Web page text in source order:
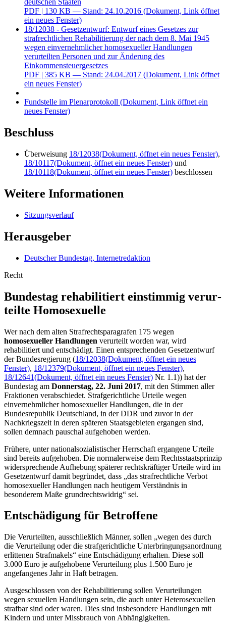
deutschen Staaten
PDF | 130 KB — Stand: 24.10.2016 (Dokument, Link öffnet
ein neues Fenster)
18/12038 - Gesetzentwurf: Entwurf eines Gesetzes zur
strafrechtlichen Rehabilitierung der nach dem 8. Mai 1945
wegen einvernehmlicher homosexueller Handlungen
verurteilten Personen und zur Änderung des
Einkommensteuergesetzes
PDF | 385 KB — Stand: 24.04.2017 (Dokument, Link öffnet
ein neues Fenster)
Fundstelle im Plenarprotokoll (Dokument, Link öffnet ein
neues Fenster)
Beschluss
Überweisung 18/12038(Dokument, öffnet ein neues Fenster),
18/10117(Dokument, öffnet ein neues Fenster) und
18/10118(Dokument, öffnet ein neues Fenster) beschlossen
Weitere Informationen
Sitzungsverlauf
Herausgeber
Deutscher Bundestag, Internetredaktion
Recht
Bundestag rehabi­litiert ein­stimmig verur­
teilte Homo­sexuelle
Wer nach dem alten Strafrechtsparagrafen 175 wegen
homosexueller Handlungen verurteilt worden war, wird
rehabilitiert und entschädigt. Einen entsprechenden Gesetzentwurf
der Bundesregierung (18/12038(Dokument, öffnet ein neues
Fenster), 18/12379(Dokument, öffnet ein neues Fenster),
18/12641(Dokument, öffnet ein neues Fenster) Nr. 1.1)) hat der
Bundestag am Donnerstag, 22. Juni 2017, mit den Stimmen aller
Fraktionen verabschiedet. Strafgerichtliche Urteile wegen
einvernehmlicher homosexueller Handlungen, die in der
Bundesrepublik Deutschland, in der DDR und zuvor in der
Nachkriegszeit in deren späteren Staatsgebieten ergangen sind,
sollen demnach pauschal aufgehoben werden.
Frühere, unter nationalsozialistischer Herrschaft ergangene Urteile
sind bereits aufgehoben. Die normalerweise dem Rechtsstaatsprinzip
widersprechende Aufhebung späterer rechtskräftiger Urteile wird im
Gesetzentwurf damit begründet, dass „das strafrechtliche Verbot
homosexueller Handlungen nach heutigem Verständnis in
besonderem Maße grundrechtswidrig“ sei.
Entschädigung für Betroffene
Die Verurteilten, ausschließlich Männer, sollen „wegen des durch
die Verurteilung oder die strafgerichtliche Unterbringungsanordnung
erlittenen Strafmakels“ eine Entschädigung erhalten. Diese soll
3.000 Euro je aufgehobene Verurteilung plus 1.500 Euro je
angefangenes Jahr in Haft betragen.
Ausgeschlossen von der Rehabilitierung sollen Verurteilungen
wegen sexuellen Handlungen sein, die auch unter Heterosexuellen
strafbar sind oder waren. Dies sind insbesondere Handlungen mit
Kindern und unter Missbrauch von Abhängigkeiten.